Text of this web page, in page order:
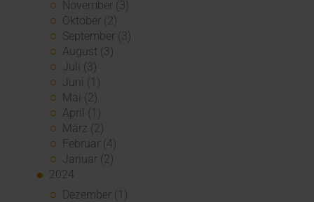
November (3)
Oktober (2)
September (3)
August (3)
Juli (3)
Juni (1)
Mai (2)
April (1)
März (2)
Februar (4)
Januar (2)
2024
Dezember (1)